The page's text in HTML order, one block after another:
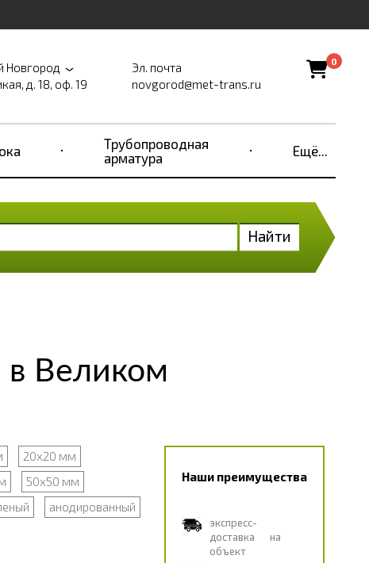
Новгород
д. 18, оф. 19
Эл. почта
novgorod@met-trans.ru
0
Трубопроводная
арматура
Ещё...
Найти
в Великом
20х20 мм
50х50 мм
анодированный
Наши преимущества
экспресс-
доставка на
объект